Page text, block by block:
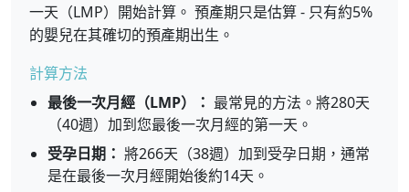
一天（LMP）開始計算。 預產期只是估算 - 只有約5%
的嬰兒在其確切的預產期出生。
計算方法
最後一次月經（LMP）： 最常見的方法。將280天
（40週）加到您最後一次月經的第一天。
受孕日期： 將266天（38週）加到受孕日期，通常
是在最後一次月經開始後約14天。